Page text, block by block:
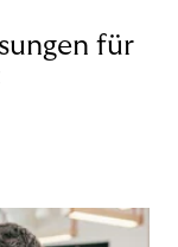
für